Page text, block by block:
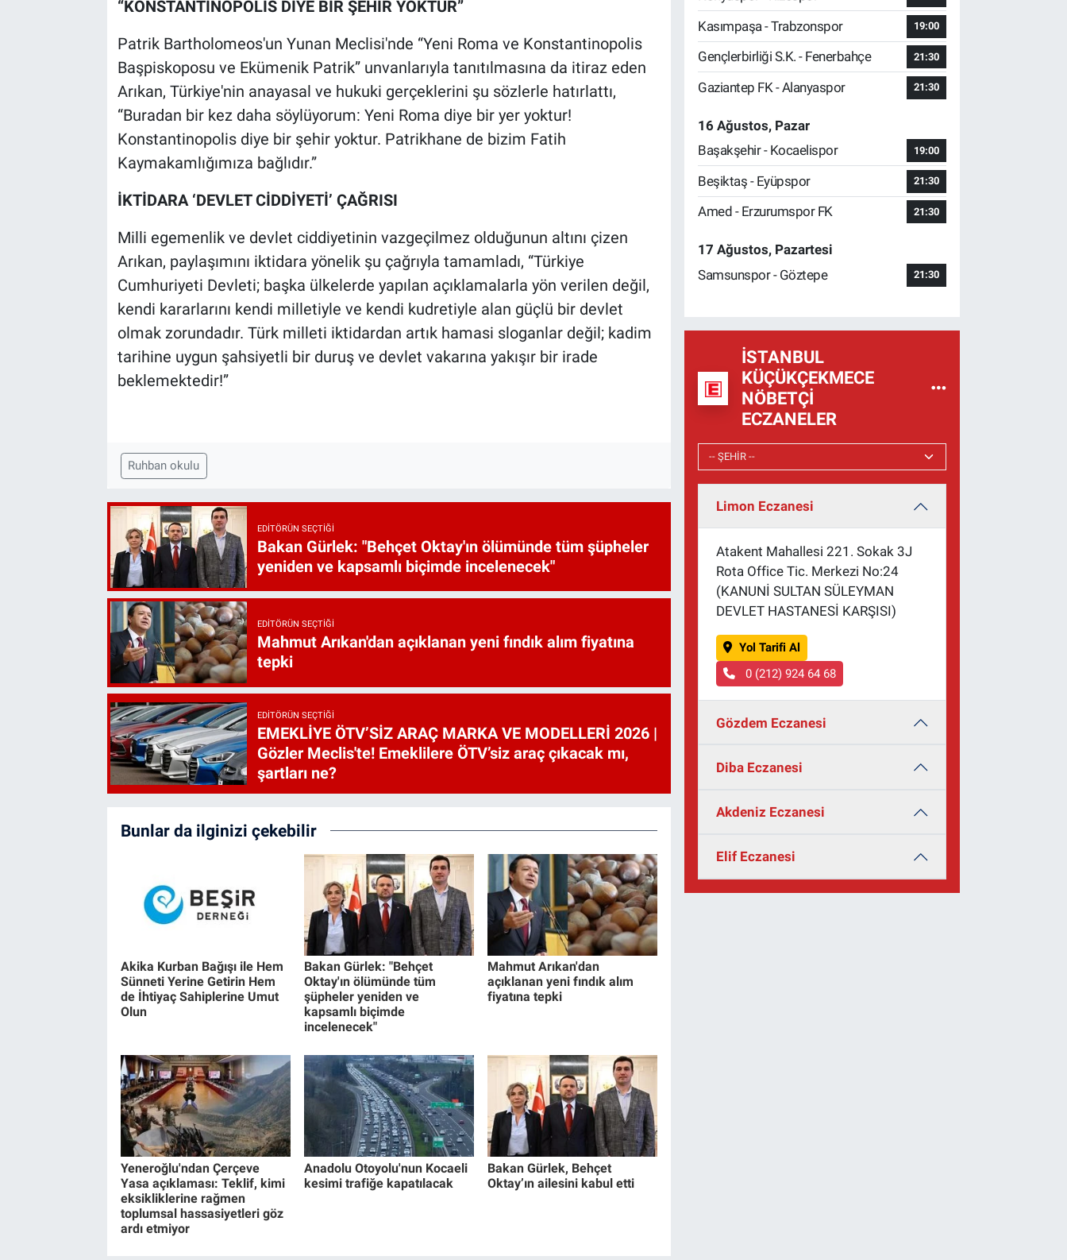
“KONSTANTİNOPOLİS DİYE BİR ŞEHİR YOKTUR”
Patrik Bartholomeos'un Yunan Meclisi'nde “Yeni Roma ve Konstantinopolis
Başpiskoposu ve Ekümenik Patrik” unvanlarıyla tanıtılmasına da itiraz eden
Arıkan, Türkiye'nin anayasal ve hukuki gerçeklerini şu sözlerle hatırlattı,
“Buradan bir kez daha söylüyorum: Yeni Roma diye bir yer yoktur!
Konstantinopolis diye bir şehir yoktur. Patrikhane de bizim Fatih
Kaymakamlığımıza bağlıdır.”
İKTİDARA ‘DEVLET CİDDİYETİ’ ÇAĞRISI
Milli egemenlik ve devlet ciddiyetinin vazgeçilmez olduğunun altını çizen
Arıkan, paylaşımını iktidara yönelik şu çağrıyla tamamladı, “Türkiye
Cumhuriyeti Devleti; başka ülkelerde yapılan açıklamalarla yön verilen değil,
kendi kararlarını kendi milletiyle ve kendi kudretiyle alan güçlü bir devlet
olmak zorundadır. Türk milleti iktidardan artık hamasi sloganlar değil; kadim
tarihine uygun şahsiyetli bir duruş ve devlet vakarına yakışır bir irade
beklemektedir!”
Ruhban okulu
EDITÖRÜN SEÇTIĞI
Bakan Gürlek: "Behçet Oktay'ın ölümünde tüm şüpheler
yeniden ve kapsamlı biçimde incelenecek"
EDITÖRÜN SEÇTIĞI
Mahmut Arıkan'dan açıklanan yeni fındık alım fiyatına
tepki
EDITÖRÜN SEÇTIĞI
EMEKLİYE ÖTV’SİZ ARAÇ MARKA VE MODELLERİ 2026 |
Gözler Meclis'te! Emeklilere ÖTV’siz araç çıkacak mı,
şartları ne?
Bunlar da ilginizi çekebilir
Akika Kurban Bağışı ile Hem
Sünneti Yerine Getirin Hem
de İhtiyaç Sahiplerine Umut
Olun
Bakan Gürlek: "Behçet
Oktay'ın ölümünde tüm
şüpheler yeniden ve
kapsamlı biçimde
incelenecek"
Mahmut Arıkan'dan
açıklanan yeni fındık alım
fiyatına tepki
Yeneroğlu'ndan Çerçeve
Yasa açıklaması: Teklif, kimi
eksikliklerine rağmen
toplumsal hassasiyetleri göz
ardı etmiyor
Anadolu Otoyolu'nun Kocaeli
kesimi trafiğe kapatılacak
Bakan Gürlek, Behçet
Oktay’ın ailesini kabul etti
Kasımpaşa - Trabzonspor 19:00
Gençlerbirliği S.K. - Fenerbahçe 21:30
Gaziantep FK - Alanyaspor 21:30
16 Ağustos, Pazar
Başakşehir - Kocaelispor
19:00
Beşiktaş - Eyüpspor 21:30
Amed - Erzurumspor FK 21:30
17 Ağustos, Pazartesi
Samsunspor - Göztepe
21:30
İSTANBUL
KÜÇÜKÇEKMECE
NÖBETÇI
ECZANELER
Limon Eczanesi
Atakent Mahallesi 221. Sokak 3J
Rota Office Tic. Merkezi No:24
(KANUNİ SULTAN SÜLEYMAN
DEVLET HASTANESİ KARŞISI)
Yol Tarifi Al
0 (212) 924 64 68
Gözdem Eczanesi
Diba Eczanesi
Akdeniz Eczanesi
Elif Eczanesi